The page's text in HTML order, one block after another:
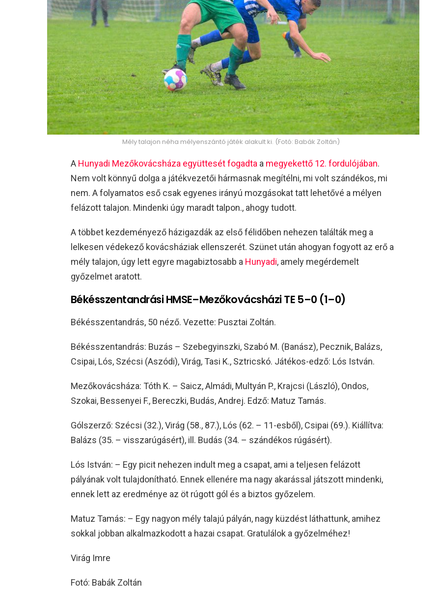
Mély talajon néha mélyenszántó játék alakult ki. (Fotó: Babák Zoltán)
A Hunyadi Mezőkovácsháza együttesét fogadta a megyekettő 12. fordulójában.
Nem volt könnyű dolga a játékvezetői hármasnak megítélni, mi volt szándékos, mi
nem. A folyamatos eső csak egyenes irányú mozgásokat tatt lehetővé a mélyen
felázott talajon. Mindenki úgy maradt talpon., ahogy tudott.
A többet kezdeményező házigazdák az első félidőben nehezen találták meg a
lelkesen védekező kovácsháziak ellenszerét. Szünet után ahogyan fogyott az erő a
mély talajon, úgy lett egyre magabiztosabb a Hunyadi, amely megérdemelt
győzelmet aratott.
Békésszentandrási HMSE–Mezőkovácsházi TE 5–0 (1–0)
Békésszentandrás, 50 néző. Vezette: Pusztai Zoltán.
Békésszentandrás: Buzás – Szebegyinszki, Szabó M. (Banász), Pecznik, Balázs,
Csipai, Lós, Szécsi (Aszódi), Virág, Tasi K., Sztricskó. Játékos-edző: Lós István.
Mezőkovácsháza: Tóth K. – Saicz, Almádi, Multyán P., Krajcsi (László), Ondos,
Szokai, Bessenyei F., Bereczki, Budás, Andrej. Edző: Matuz Tamás.
Gólszerző: Szécsi (32.), Virág (58., 87.), Lós (62. – 11-esből), Csipai (69.). Kiállítva:
Balázs (35. – visszarúgásért), ill. Budás (34. – szándékos rúgásért).
Lós István: – Egy picit nehezen indult meg a csapat, ami a teljesen felázott
pályának volt tulajdonítható. Ennek ellenére ma nagy akarással játszott mindenki,
ennek lett az eredménye az öt rúgott gól és a biztos győzelem.
Matuz Tamás: – Egy nagyon mély talajú pályán, nagy küzdést láthattunk, amihez
sokkal jobban alkalmazkodott a hazai csapat. Gratulálok a győzelméhez!
Virág Imre
Fotó: Babák Zoltán